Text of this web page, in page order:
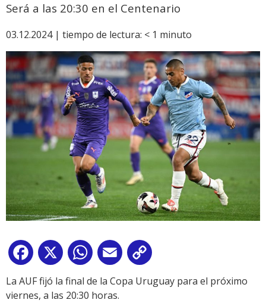
Será a las 20:30 en el Centenario
03.12.2024 | tiempo de lectura: < 1 minuto
Facebook
X WhatsApp
Email
Link
La AUF fijó la final de la Copa Uruguay para el próximo
viernes, a las 20:30 horas.